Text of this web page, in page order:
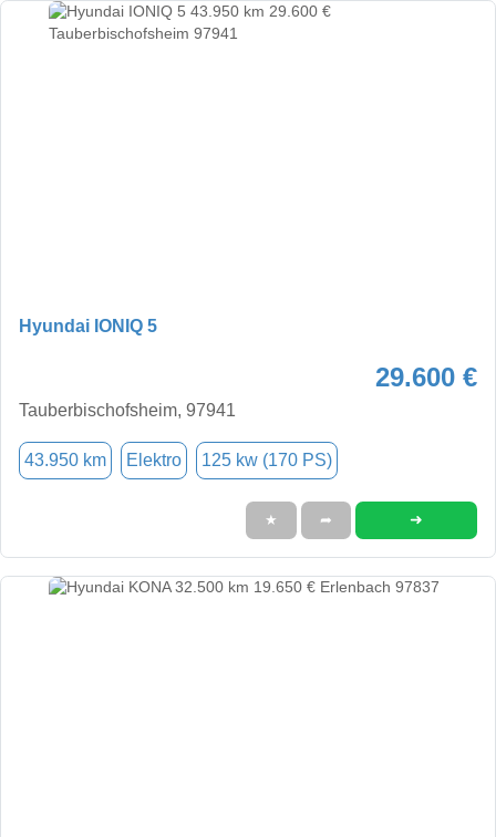
Hyundai IONIQ 5
29.600 €
Tauberbischofsheim, 97941
43.950 km Elektro 125 kw (170 PS)
★ ➦ ➜